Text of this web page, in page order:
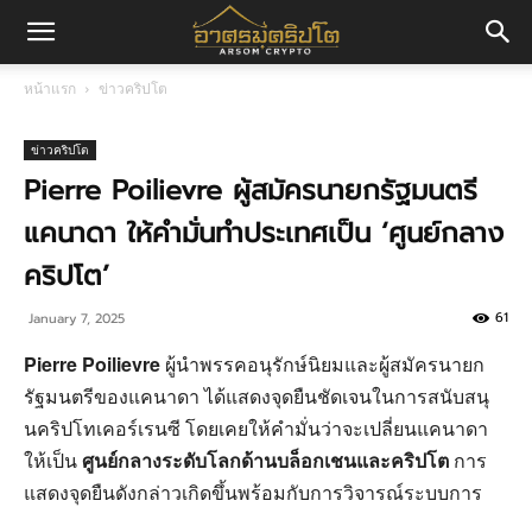
มค
ปโต
หน้าแรก ข่าวคริปโต
ข่าวคริปโต
Pierre Poilievre ผู้สมัครนายกรัฐมนตรี
แคนาดา ให้คำมั่นทำประเทศเป็น ‘ศูนย์กลาง
คริปโต’
January 7, 2025 61
Pierre Poilievre ผู้นำพรรคอนุรักษ์นิยมและผู้สมัครนายก
รัฐมนตรีของแคนาดา ได้แสดงจุดยืนชัดเจนในการสนับสนุ
นคริปโทเคอร์เรนซี โดยเคยให้คำมั่นว่าจะเปลี่ยนแคนาดา
ให้เป็นศูนย์กลางระดับโลกด้านบล็อกเชนและคริปโต การ
แสดงจุดยืนดังกล่าวเกิดขึ้นพร้อมกับการวิจารณ์ระบบการ